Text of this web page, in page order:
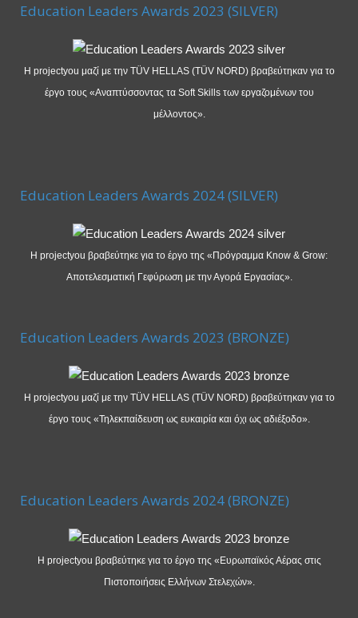
Education Leaders Awards 2023 (SILVER)
Η projectyou μαζί με την TÜV HELLAS (TÜV NORD) βραβεύτηκαν για το
έργο τους «Αναπτύσσοντας τα Soft Skills των εργαζομένων του
μέλλοντος».
Education Leaders Awards 2024 (SILVER)
Η projectyou βραβεύτηκε για το έργο της «Πρόγραμμα Know & Grow:
Αποτελεσματική Γεφύρωση με την Αγορά Εργασίας».
Education Leaders Awards 2023 (BRONZE)
Η projectyou μαζί με την TÜV HELLAS (TÜV NORD) βραβεύτηκαν για το
έργο τους «Τηλεκπαίδευση ως ευκαιρία και όχι ως αδιέξοδο».
Education Leaders Awards 2024 (BRONZE)
Η projectyou βραβεύτηκε για το έργο της «Ευρωπαϊκός Αέρας στις
Πιστοποιήσεις Ελλήνων Στελεχών».